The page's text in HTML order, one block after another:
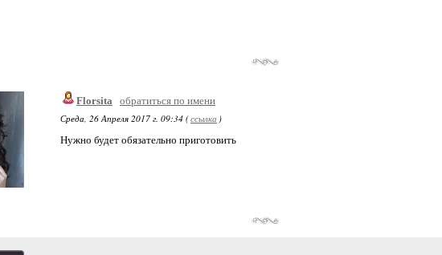
Florsita
обратиться по имени
Среда, 26 Апреля 2017 г. 09:34 (ссылка )
Нужно будет обязательно приготовить